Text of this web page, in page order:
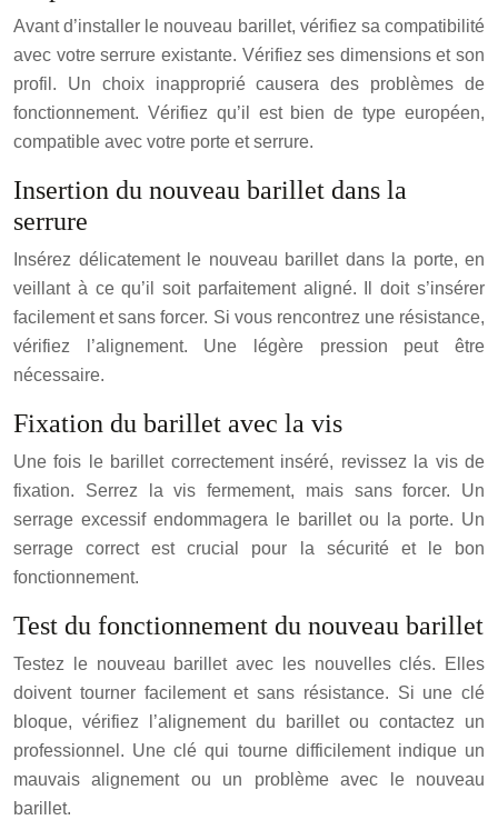
Avant d’installer le nouveau barillet, vérifiez sa compatibilité
avec votre serrure existante. Vérifiez ses dimensions et son
profil. Un choix inapproprié causera des problèmes de
fonctionnement. Vérifiez qu’il est bien de type européen,
compatible avec votre porte et serrure.
Insertion du nouveau barillet dans la
serrure
Insérez délicatement le nouveau barillet dans la porte, en
veillant à ce qu’il soit parfaitement aligné. Il doit s’insérer
facilement et sans forcer. Si vous rencontrez une résistance,
vérifiez l’alignement. Une légère pression peut être
nécessaire.
Fixation du barillet avec la vis
Une fois le barillet correctement inséré, revissez la vis de
fixation. Serrez la vis fermement, mais sans forcer. Un
serrage excessif endommagera le barillet ou la porte. Un
serrage correct est crucial pour la sécurité et le bon
fonctionnement.
Test du fonctionnement du nouveau barillet
Testez le nouveau barillet avec les nouvelles clés. Elles
doivent tourner facilement et sans résistance. Si une clé
bloque, vérifiez l’alignement du barillet ou contactez un
professionnel. Une clé qui tourne difficilement indique un
mauvais alignement ou un problème avec le nouveau
barillet.